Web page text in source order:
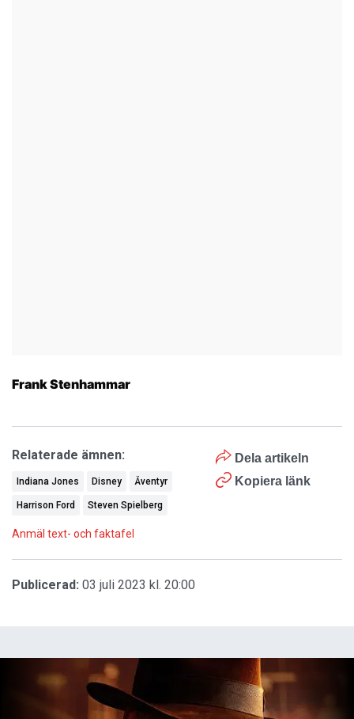
Frank Stenhammar
Dela artikeln
Kopiera länk
Relaterade ämnen:
Indiana Jones Disney Äventyr
Harrison Ford Steven Spielberg
Anmäl text- och faktafel
Publicerad: 03 juli 2023 kl. 20:00